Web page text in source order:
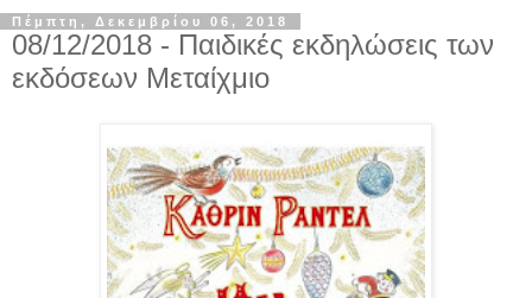
Πέμπτη, Δεκεμβρίου 06, 2018
08/12/2018 - Παιδικές εκδηλώσεις των
εκδόσεων Μεταίχμιο